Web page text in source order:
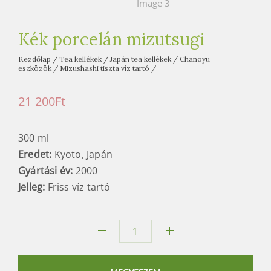
e
a
h
á
z
Kék porcelán mizutsugi
Kezdőlap / Tea kellékek / Japán tea kellékek / Chanoyu
eszközök / Mizushashi tiszta víz tartó /
21 200Ft
300 ml
Eredet: Kyoto, Japán
Gyártási év: 2000
Jelleg: Friss víz tartó